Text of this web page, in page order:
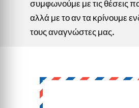
συμφωνούμε με τις θέσεις
αλλά με το αν τα κρίνουμε
τους αναγνώστες μας.